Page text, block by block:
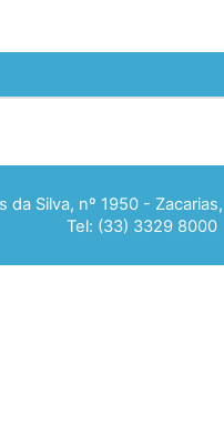
da Silva, nº 1950 -
Tel: (33) 3329 8000